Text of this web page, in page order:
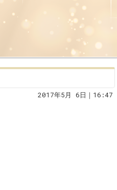
2017年5月 6日｜16:47